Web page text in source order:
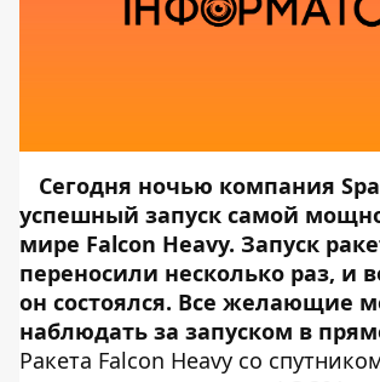
Сегодня ночью компания
успешный запуск самой
мире Falcon Heavy. Запуск
переносили несколько раз, и
он состоялся. Все желающие
наблюдать за запуском в
Ракета Falcon Heavy со